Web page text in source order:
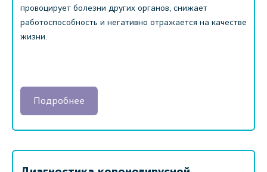
провоцирует болезни других органов, снижает
работоспособность и негативно отражается на качестве
жизни.
Подробнее